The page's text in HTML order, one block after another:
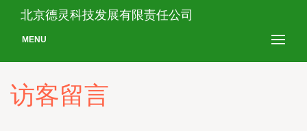
北京德灵科技发展有限责任公司
MENU
访客留言